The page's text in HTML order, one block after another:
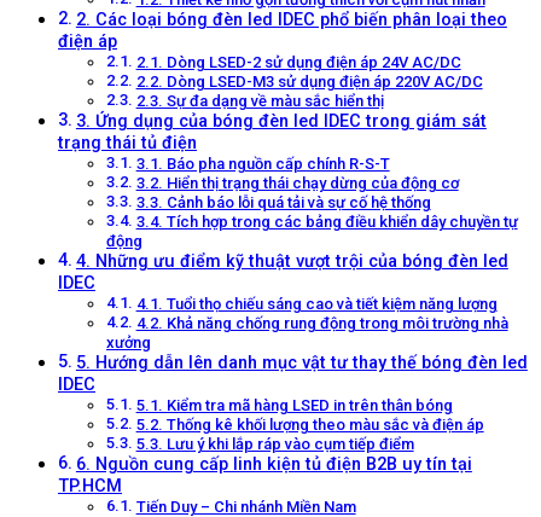
2. Các loại bóng đèn led IDEC phổ biến phân loại theo
điện áp
2.1. Dòng LSED-2 sử dụng điện áp 24V AC/DC
2.2. Dòng LSED-M3 sử dụng điện áp 220V AC/DC
2.3. Sự đa dạng về màu sắc hiển thị
3. Ứng dụng của bóng đèn led IDEC trong giám sát
trạng thái tủ điện
3.1. Báo pha nguồn cấp chính R-S-T
3.2. Hiển thị trạng thái chạy dừng của động cơ
3.3. Cảnh báo lỗi quá tải và sự cố hệ thống
3.4. Tích hợp trong các bảng điều khiển dây chuyền tự
động
4. Những ưu điểm kỹ thuật vượt trội của bóng đèn led
IDEC
4.1. Tuổi thọ chiếu sáng cao và tiết kiệm năng lượng
4.2. Khả năng chống rung động trong môi trường nhà
xưởng
5. Hướng dẫn lên danh mục vật tư thay thế bóng đèn led
IDEC
5.1. Kiểm tra mã hàng LSED in trên thân bóng
5.2. Thống kê khối lượng theo màu sắc và điện áp
5.3. Lưu ý khi lắp ráp vào cụm tiếp điểm
6. Nguồn cung cấp linh kiện tủ điện B2B uy tín tại
TP.HCM
Tiến Duy – Chi nhánh Miền Nam